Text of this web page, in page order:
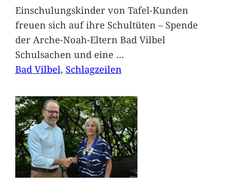
Einschulungskinder von Tafel-Kunden
freuen sich auf ihre Schultüten – Spende
der Arche-Noah-Eltern Bad Vilbel
Schulsachen und eine …
Bad Vilbel, Schlagzeilen